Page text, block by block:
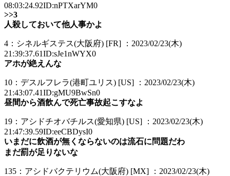
08:03:24.92ID:nPTXarYM0
>>3
人殺しておいて他人事かよ
4：シネルギステス(大阪府) [FR] ：2023/02/23(木)
21:39:37.61ID:sJe1nWYX0
アホが絶えんな
10：デスルフレラ(港町ユリス) [US] ：2023/02/23(木)
21:43:07.41ID:gMU9BwSn0
昼間から酒飲んで死亡事故起こすなよ
19：アシドチオバチルス(愛知県) [US] ：2023/02/23(木)
21:47:39.59ID:eeCBDysI0
いまだに飲酒が無くならないのは流石に問題だわ
まだ罰が足りないな
135：アシドバクテリウム(大阪府) [MX] ：2023/02/23(木)